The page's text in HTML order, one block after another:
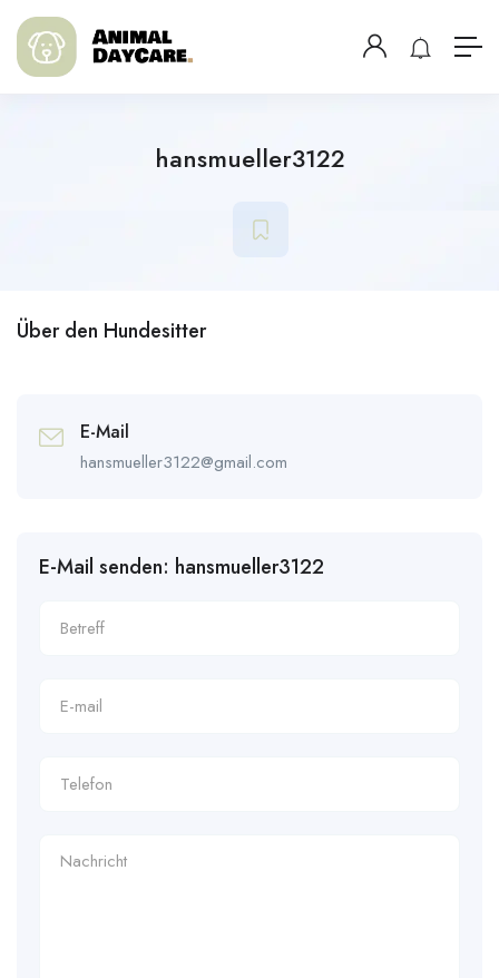
hansmueller3122
Über den Hundesitter
E-Mail
hansmueller3122@gmail.com
E-Mail senden: hansmueller3122